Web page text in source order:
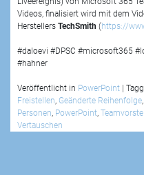
Videos, finalisiert wird mit dem
Herstellers TechSmith (https://
#daloevi #DPSC #microsoft365
#hahner
Veröffentlicht in PowerPoint |
Freistellen, Geänderte Reihenfolge,
Personen, PowerPoint,
Vertauschen